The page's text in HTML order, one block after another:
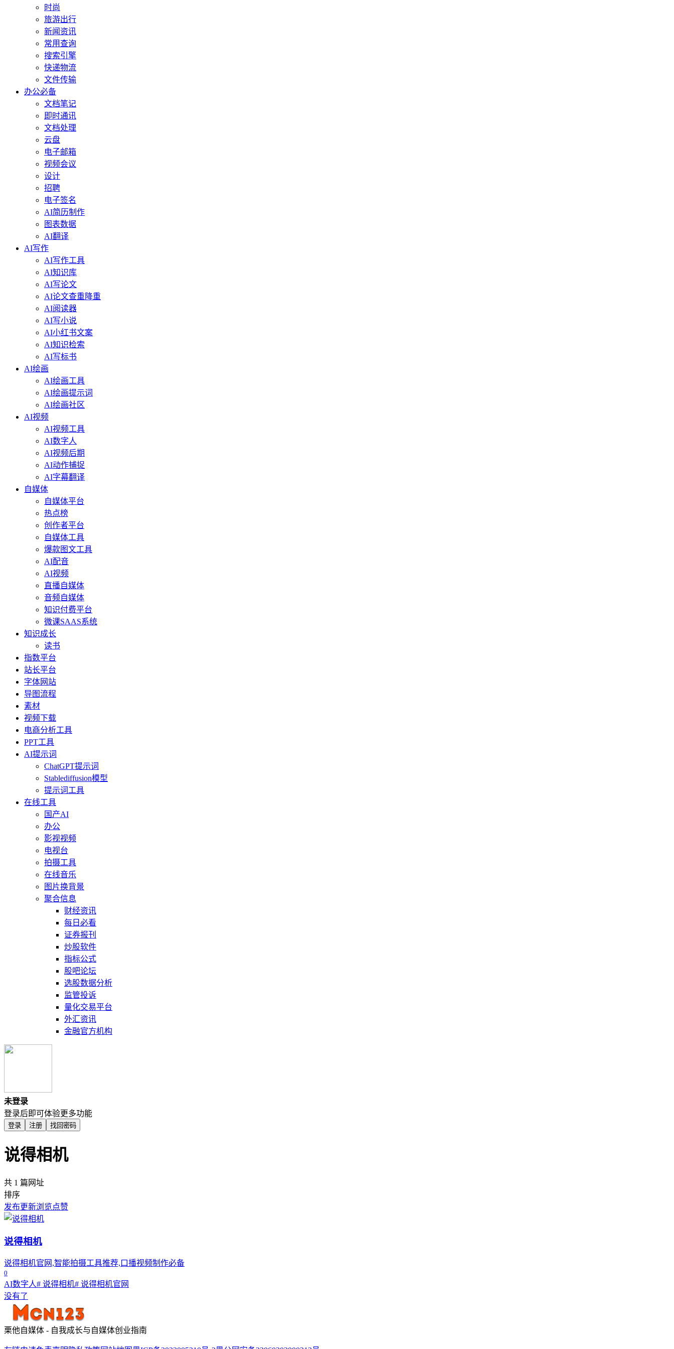
时尚
旅游出行
新闻资讯
常用查询
搜索引擎
快递物流
文件传输
办公必备
文档笔记
即时通讯
文档处理
云盘
电子邮箱
视频会议
设计
招聘
电子签名
AI简历制作
图表数据
AI翻译
AI写作
AI写作工具
AI知识库
AI写论文
AI论文查重降重
AI阅读器
AI写小说
AI小红书文案
AI知识检索
AI写标书
AI绘画
AI绘画工具
AI绘画提示词
AI绘画社区
AI视频
AI视频工具
AI数字人
AI视频后期
AI动作捕捉
AI字幕翻译
自媒体
自媒体平台
热点榜
创作者平台
自媒体工具
爆款图文工具
AI配音
AI视频
直播自媒体
音频自媒体
知识付费平台
微课SAAS系统
知识成长
读书
指数平台
站长平台
字体网站
导图流程
素材
视频下载
电商分析工具
PPT工具
AI提示词
ChatGPT提示词
Stablediffusion模型
提示词工具
在线工具
国产AI
办公
影视视频
电视台
拍摄工具
在线音乐
图片换背景
聚合信息
财经资讯
每日必看
证券报刊
炒股软件
指标公式
股吧论坛
选股数据分析
监管投诉
量化交易平台
外汇资讯
金融官方机构
未登录
登录后即可体验更多功能
登录 注册 找回密码
说得相机
共 1 篇网址
排序
发布更新浏览点赞
说得相机
说得相机官网,智能拍摄工具推荐,口播视频制作必备
0
AI数字人# 说得相机# 说得相机官网
没有了
栗他自媒体 - 自我成长与自媒体创业指南